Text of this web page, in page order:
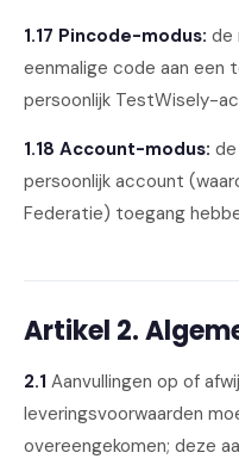
1.17 Pincode-modus: de
eenmalige code aan een
persoonlijk TestWisely-
1.18 Account-modus:
persoonlijk account
Federatie) toegang
Artikel 2.
2.1 Aanvullingen op of
leveringsvoorwaarden
overeengekomen; deze